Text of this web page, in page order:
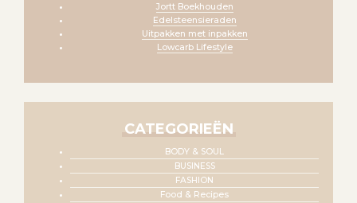
Jortt Boekhouden
Edelsteensieraden
Uitpakken met inpakken
Lowcarb Lifestyle
CATEGORIEËN
BODY & SOUL
BUSINESS
FASHION
Food & Recipes